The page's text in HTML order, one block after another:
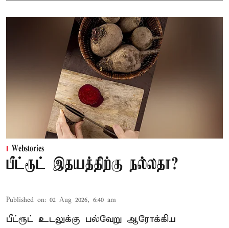
Webstories
பீட்ரூட் இதயத்திற்கு நல்லதா?
Published on: 02 Aug 2026, 6:40 am
பீட்ரூட் உடலுக்கு பல்வேறு ஆரோக்கிய